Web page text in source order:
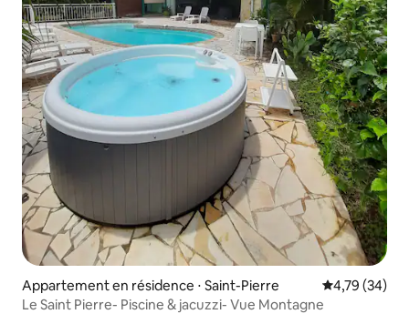
Appartement en résidence ⋅ Saint-Pierre Évaluation
4,79 (34)
Le Saint Pierre- Piscine & jacuzzi- Vue Montagne